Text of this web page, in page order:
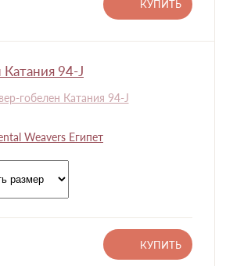
КУПИТЬ
94-J
Weavers Египет
КУПИТЬ